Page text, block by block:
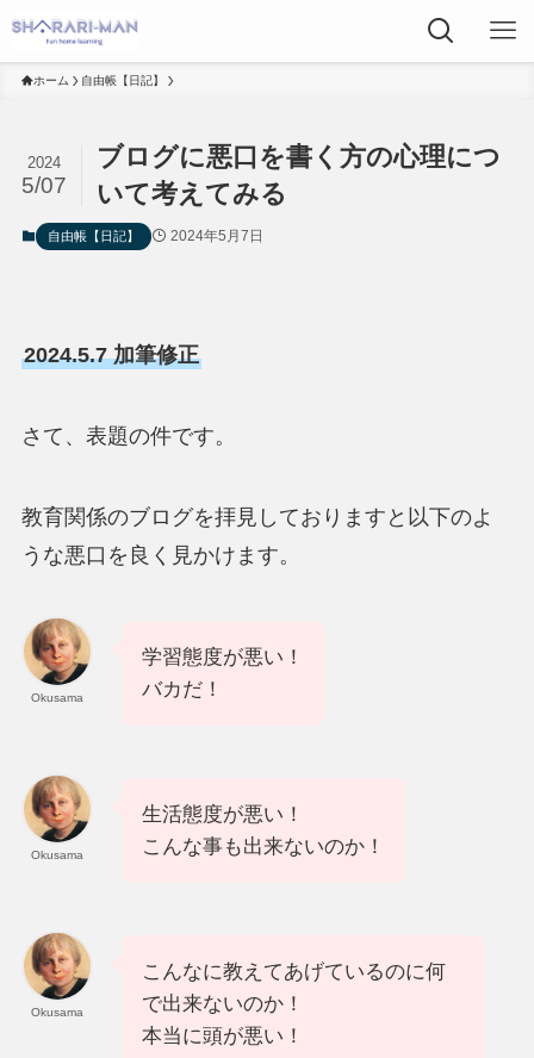
ホーム 自由帳【日記】
ブログに悪口を書く方の心理につ
いて考えてみる
2024
5/07
自由帳【日記】 2024年5月7日
2024.5.7 加筆修正
さて、表題の件です。
教育関係のブログを拝見しておりますと以下のよ
うな悪口を良く見かけます。
Okusama
学習態度が悪い！
バカだ！
Okusama
生活態度が悪い！
こんな事も出来ないのか！
Okusama
こんなに教えてあげているのに何
で出来ないのか！
本当に頭が悪い！